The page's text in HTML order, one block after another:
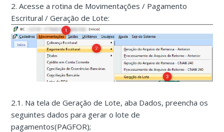
2. Acesse a rotina de Movimentações / Pagamento
Escritural / Geração de Lote:
2.1. Na tela de Geração de Lote, aba Dados, preencha os
seguintes dados para gerar o lote de
pagamentos(PAGFOR);